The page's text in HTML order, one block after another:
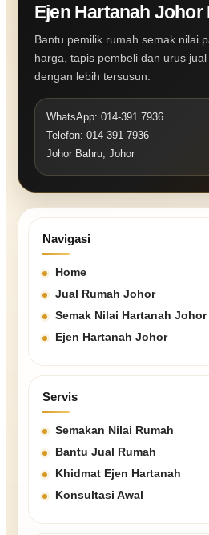
Ejen Hartanah Johor
Bantu pemilik rumah semak nilai
harga, tapis pembeli dan urus
dengan lebih tersusun.
WhatsApp: 014-391 7936
Telefon: 014-391 7936
Johor Bahru, Johor
Navigasi
Home
Jual Rumah Johor
Semak Nilai Hartanah Johor
Ejen Hartanah Johor
Servis
Semakan Nilai Rumah
Bantu Jual Rumah
Khidmat Ejen Hartanah
Konsultasi Awal